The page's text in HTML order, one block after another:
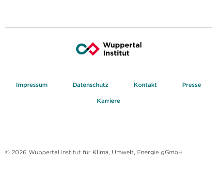
Impressum Datenschutz Kontakt Presse
Karriere
© 2026 Wuppertal Institut für Klima, Umwelt, Energie gGmbH